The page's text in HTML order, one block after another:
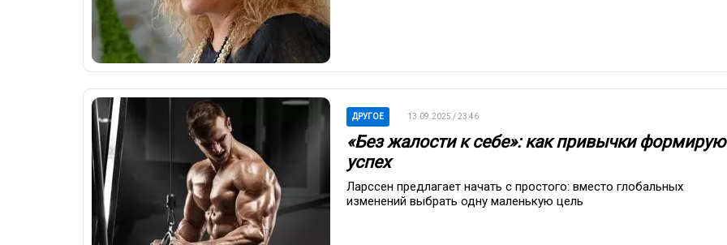
ДРУГОЕ 13.09.2025 / 23:46
«Без жалости к себе»: как привычки
успех
Ларссен предлагает начать с простого: вместо глобальных
изменений выбрать одну маленькую цель